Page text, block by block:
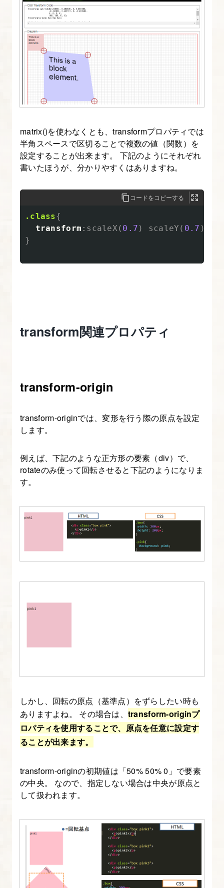
matrix()を使わなくとも、transformプロパティでは
半角スペースで区切ることで複数の値（関数）を
設定することが出来ます。 下記のようにそれぞれ
書いたほうが、分かりやすくはありますね。
コードをコピーする
.class{
transform : scaleX( 0.7 ) scaleY ( 0.7 )
}
transform関連プロパティ
transform-origin
transform-originでは、変形を行う際の原点を設定
します。
例えば、下記のような正方形の要素（div）で、
rotateのみ使って回転させると下記のようになりま
す。
しかし、回転の原点（基準点）をずらしたい時も
ありますよね。 その場合は、 transform-originプ
ロパティを使用することで、原点を任意に設定す
ることが出来ます。
transform-originの初期値は「50% 50% 0」で要素
の中央。 なので、指定しない場合は中央が原点と
して扱われます。